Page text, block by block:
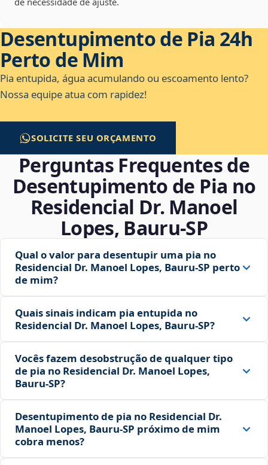
Desentupimento de Pia 24h
Perto de Mim
Pia entupida, água acumulando ou escoamento lento?
Nossa equipe atua com rapidez!
SOLICITE SEU ORÇAMENTO
Perguntas Frequentes de
Desentupimento de Pia no
Residencial Dr. Manoel
Lopes, Bauru‑SP
Qual o valor para desentupir uma pia no
Residencial Dr. Manoel Lopes, Bauru‑SP perto
de mim?
Quais sinais indicam pia entupida no
Residencial Dr. Manoel Lopes, Bauru‑SP?
Vocês fazem desobstrução de qualquer tipo
de pia no Residencial Dr. Manoel Lopes,
Bauru‑SP?
Desentupimento de pia no Residencial Dr.
Manoel Lopes, Bauru‑SP próximo de mim
cobra menos?